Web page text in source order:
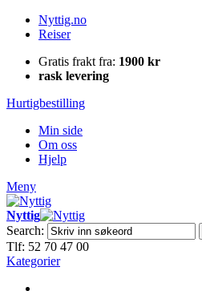
Nyttig.no
Reiser
Gratis frakt fra: 1900 kr
rask levering
Hurtigbestilling
Min side
Om oss
Hjelp
Meny
Nyttig
Search:
Tlf: 52 70 47 00
Kategorier